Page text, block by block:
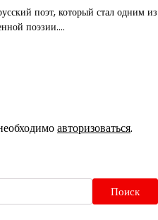
поэт, который стал одним из
поэзии.…
авторизоваться.
Поиск